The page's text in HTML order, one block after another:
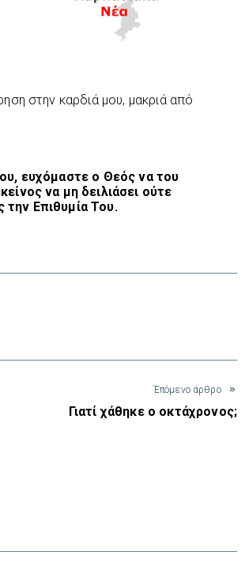
στην καρδιά μου, μακριά από
ευχόμαστε ο Θεός να του
να μη δειλιάσει ούτε
την Επιθυμία Του.
Έπόμενο άρθρο
Γιατί χάθηκε ο οκτάχρονος;